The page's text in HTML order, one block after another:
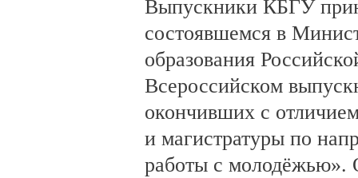
Выпускники КБГУ
состоявшемся в
образования
Всероссийском
окончивших с
и магистратуры по
работы с молодёжью».